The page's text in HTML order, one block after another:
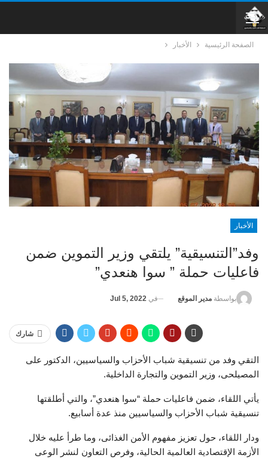
الصفحة الرئيسية الأخبار
الأخبار
وفد”التنسيقية” يلتقي وزير التموين ضمن
فاعليات حملة ” سوا هنعدي”
بواسطة مدير الموقع في Jul 5, 2022
شارك
التقي وفد من تنسيقية شباب الأحزاب والسياسيين، الدكتور على
المصيلحى، وزير التموين والتجارة الداخلية.
يأتي اللقاء، ضمن فاعليات حملة “سوا هنعدي”، والتي أطلقتها
تنسيقية شباب الأحزاب والسياسيين منذ عدة أسابيع.
ودار اللقاء، حول تعزيز مفهوم الأمن الغذائى، وما طرأ عليه خلال
الأزمة الإقتصادية العالمية الحالية، وفرص التعاون لنشر الوعى